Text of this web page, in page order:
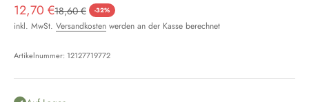
Angebot
12,70 €Regulärer Preis
18,60 € -32%
inkl. MwSt. Versandkosten werden an der Kasse berechnet
Artikelnummer: 12127719772